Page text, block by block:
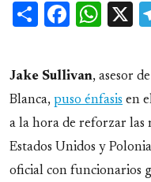
Share X
Jake Sullivan, asesor
Blanca, puso énfasis en
a la hora de reforzar las
Estados Unidos y
oficial con funcionarios